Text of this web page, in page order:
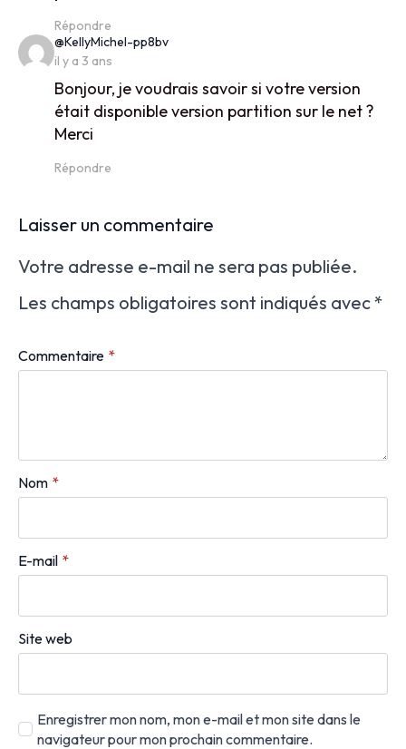
Répondre
@KellyMichel-pp8bvsays:
il y a 3 ans
Bonjour, je voudrais savoir si votre version
était disponible version partition sur le net ?
Merci
Répondre
Laisser un commentaire
Votre adresse e-mail ne sera pas publiée.
Les champs obligatoires sont indiqués avec*
Commentaire *
Nom *
E-mail *
Site web
Enregistrer mon nom, mon e-mail et mon site dans le
navigateur pour mon prochain commentaire.